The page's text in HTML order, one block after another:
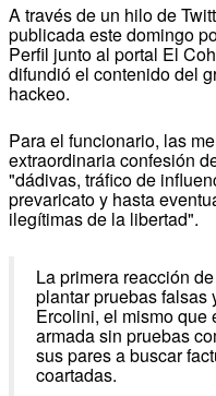
A través de un hilo de
publicada este domingo
Perfil junto al portal El
difundió el contenido del
hackeo.
Para el funcionario, las
extraordinaria confesión
"dádivas, tráfico de
prevaricato y hasta
ilegítimas de la libertad".
La primera reacción
plantar pruebas falsas
Ercolini, el mismo que
armada sin pruebas
sus pares a buscar
coartadas.